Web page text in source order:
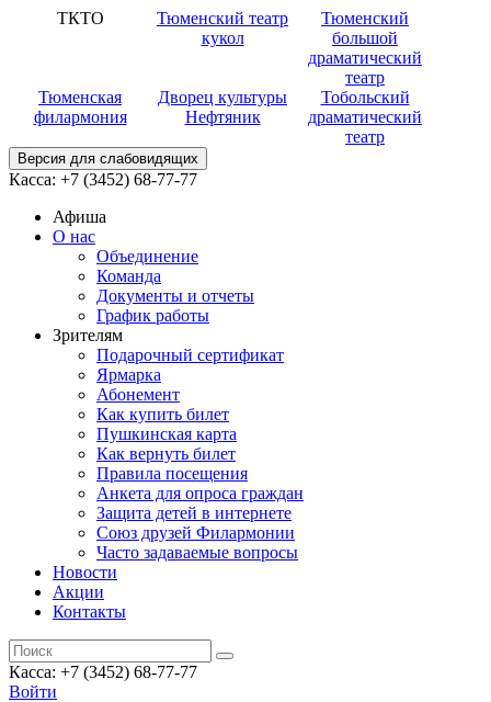
ТКТО
Тюменский театр
кукол
Тюменский
большой
драматический
театр
Тюменская
филармония
Дворец культуры
Нефтяник
Тобольский
драматический
театр
Версия для слабовидящих
Касса: +7 (3452) 68-77-77
Афиша
О нас
Объединение
Команда
Документы и отчеты
График работы
Зрителям
Подарочный сертификат
Ярмарка
Абонемент
Как купить билет
Пушкинская карта
Как вернуть билет
Правила посещения
Анкета для опроса граждан
Защита детей в интернете
Союз друзей Филармонии
Часто задаваемые вопросы
Новости
Акции
Контакты
Касса: +7 (3452) 68-77-77
Войти